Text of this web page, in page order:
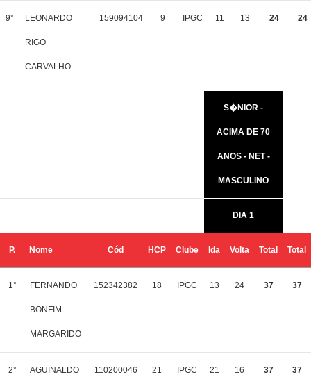
9° LEONARDO
RIGO
CARVALHO
159094104 9 IPGC 11 13 24 24
S�NIOR -
ACIMA DE 70
ANOS - NET -
MASCULINO
DIA 1
P. Nome Cód HCP Clube Ida Volta Total Total
1° FERNANDO
BONFIM
MARGARIDO
152342382 18 IPGC 13 24 37 37
2° AGUINALDO 110200046 21 IPGC 21 16 37 37